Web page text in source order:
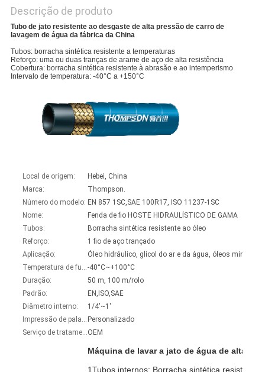
Descrição de produto
Tubo de jato resistente ao desgaste de alta pressão de carro de
lavagem de água da fábrica da China
Tubos: borracha sintética resistente a temperaturas
Reforço: uma ou duas tranças de arame de aço de alta resistência
Cobertura: borracha sintética resistente à abrasão e ao intemperismo
Intervalo de temperatura: -40°C a +150°C
Local de origem:
Hebei, China
Marca:
Thompson.
Número do modelo: EN 857 1SC,SAE 100R17, ISO 11237-1SC
Nome:
Fenda de fio HOSTE HIDRAULÍSTICO DE GAMA
Tubos:
Borracha sintética resistente ao óleo
Reforço:
1 fio de aço trançado
Aplicação:
Temperatura de funcionamento:-40°C~+100°C
Duração:
50 m, 100 m/rolo
Padrão:
EN,ISO,SAE
Diâmetro interno:
1/4'~1'
Impressão de palavras: Personalizado
Serviço de tratamento:OEM
Máquina de lavar a jato de água de alta
1Tubos internos: Borracha sintética resistente